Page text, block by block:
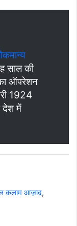
साल की
ऑपरेशन
1924
देश में
कलाम आज़ाद,